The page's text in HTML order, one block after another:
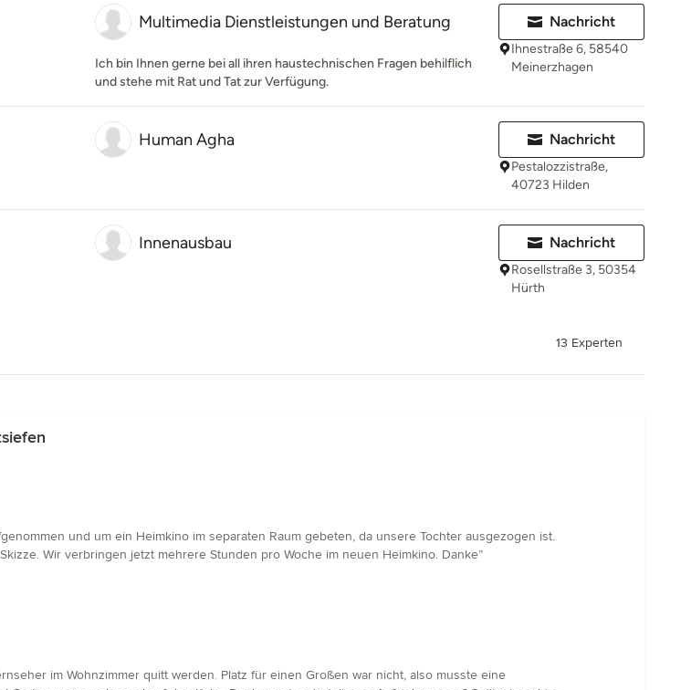
Multimedia Dienstleistungen und Beratung
Ich bin Ihnen gerne bei all ihren haustechnischen Fragen behilflich
und stehe mit Rat und Tat zur Verfügung.
Nachricht
Ihnestraße 6, 58540
Meinerzhagen
Human Agha Nachricht
Pestalozzistraße,
40723 Hilden
Innenausbau Nachricht
Rosellstraße 3, 50354
Hürth
13 Experten
und um ein Heimkino im separaten Raum gebeten, da unsere Tochter ausgezogen ist.
Wir verbringen jetzt mehrere Stunden pro Woche im neuen Heimkino. Danke”
im Wohnzimmer quitt werden. Platz für einen Großen war nicht, also musste eine